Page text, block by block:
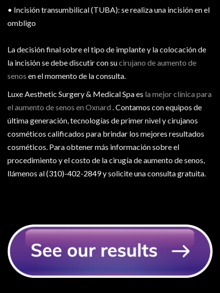
• Incisión transumbilical (TUBA): se realiza una incisión en el
ombligo
La decisión final sobre el tipo de implante y la colocación de
la incisión se debe discutir con sucirujano de aumento de
senos en el momento de la consulta.
Luxe Aesthetic Surgery & Medical Spa es la mejor clínica para
el aumento de senos en Oxnard . Contamos con equipos de
última generación, tecnologías de primer nivel y cirujanos
cosméticos calificados para brindar los mejores resultados
cosméticos. Para obtener más información sobre el
procedimiento y el costo de la cirugía de aumento de senos,
llámenos al(310)-402-2849y solicite una consulta gratuita.